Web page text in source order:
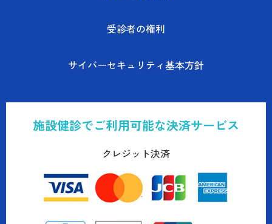
施設健診でご利用可能な決済サービス
クレジット決済
受診者の権利
サイバーセキュリティ基本方針